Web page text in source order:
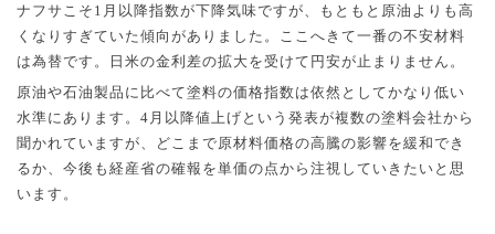
ナフサこそ 1 月以降指数が下降気味ですが、もともと原油よりも高
くなりすぎていた傾向がありました。ここへきて一番の不安材料
は為替です。日米の金利差の拡大を受けて円安が止まりません。
原油や石油製品に比べて塗料の価格指数は依然としてかなり低い
水準にあります。 4 月以降値上げという発表が複数の塗料会社から
聞かれていますが、どこまで原材料価格の高騰の影響を緩和でき
るか、今後も経産省の確報を単価の点から注視していきたいと思
います。